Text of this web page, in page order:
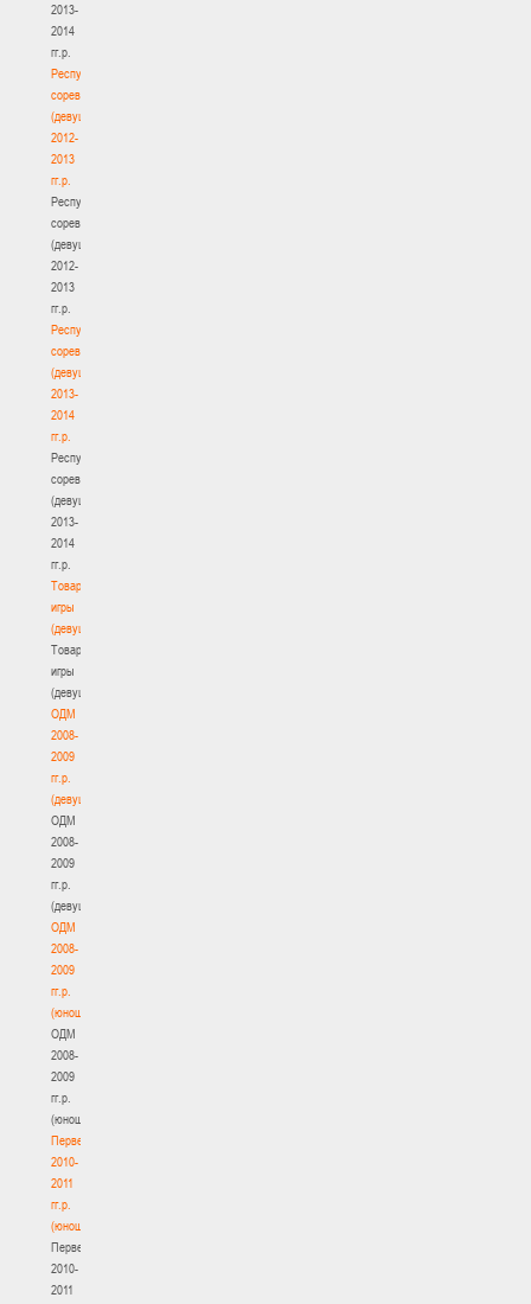
2013-
2014
гг.р.
Республиканские
соревнования
(девушки)
2012-
2013
гг.р.
Республиканские
соревнования
(девушки)
2012-
2013
гг.р.
Республиканские
соревнования
(девушки)
2013-
2014
гг.р.
Республиканские
соревнования
(девушки)
2013-
2014
гг.р.
Товарищеские
игры
(девушки)
Товарищеские
игры
(девушки)
ОДМ
2008-
2009
гг.р.
(девушки)
ОДМ
2008-
2009
гг.р.
(девушки)
ОДМ
2008-
2009
гг.р.
(юноши)
ОДМ
2008-
2009
гг.р.
(юноши)
Первенство
2010-
2011
гг.р.
(юноши)
Первенство
2010-
2011